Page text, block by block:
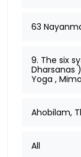
63
9. The six
Dharsanas
Yoga ,
Ahobilam,
All